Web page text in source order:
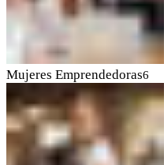
Mujeres Emprendedoras6